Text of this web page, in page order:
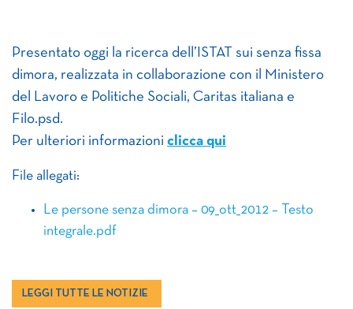
Presentato oggi la ricerca dell’ISTAT sui senza fissa
dimora, realizzata in collaborazione con il Ministero
del Lavoro e Politiche Sociali, Caritas italiana e
Filo.psd.
Per ulteriori informazioni clicca qui
File allegati:
Le persone senza dimora – 09_ott_2012 – Testo
integrale.pdf
LEGGI TUTTE LE NOTIZIE